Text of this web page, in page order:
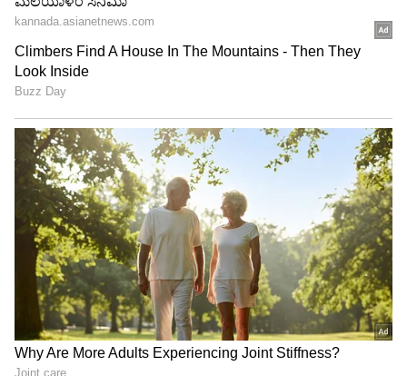
ಒಟ್ಟಿನಲ್ಲಿ, 'ಕ್ವೀನ್' ಕಂಗನಾ ಹೇಳಿದಂತೆ ಬಾಲಿವುಡ್‌ನಲ್ಲಿ
ಟಾರ್ಗೆಟಿಂಗ್ ನಡೆದರೆ, ಇಲ್ಲಿ ನಮ್ಮ ಸ್ಯಾಂಡಲ್‌ವುಡ್
ದಿಗ್ಗಜರನ್ನು ಸುಳ್ಳು ಸುದ್ದಿಗಳ ಮೂಲಕ ಟಾರ್ಗೆಟ್
ಮಾಡಲಾಗುತ್ತಿದೆ ಎಂಬುದು ವಿಷಾದನೀಯ. ದೊಡ್ಡಣ್ಣ ಅವರು
ನೂರ ಕಾಲ ಸುಖವಾಗಿ ಬಾಳಲಿ ಎಂಬುದು ನಮ್ಮೆಲ್ಲರ ಹಾರೈಕೆ.
"ರಾಜಕೀಯ ಬೇಡ, ಸಿನಿಮಾನೇ ಪ್ರಾಣ":
Shetty speech | Suvarna News
ಶೇ.50 ರಿಂದ ಶೇ.18 ಕ್ಕೆ TAX ಇಳಿಕೆ: ಮೋದಿ-
ಟ್ರಂಪ್ ಐತಿಹಾಸಿಕ ಒಪ್ಪಂದ | India US
Trade Deal | Party Rounds